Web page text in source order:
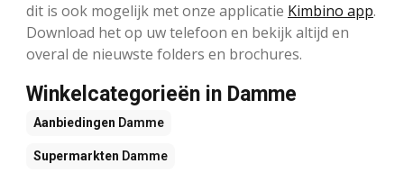
dit is ook mogelijk met onze applicatie Kimbino app.
Download het op uw telefoon en bekijk altijd en
overal de nieuwste folders en brochures.
Winkelcategorieën in Damme
Aanbiedingen Damme
Supermarkten Damme